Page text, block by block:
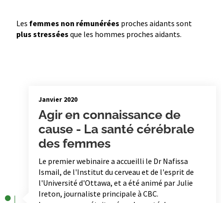
Les femmes non rémunérées proches aidants sont
plus stressées que les hommes proches aidants.
Janvier 2020
Agir en connaissance de
cause - La santé cérébrale
des femmes
Le premier webinaire a accueilli le Dr Nafissa
Ismail, de l'Institut du cerveau et de l'esprit de
l'Université d'Ottawa, et a été animé par Julie
Ireton, journaliste principale à CBC.